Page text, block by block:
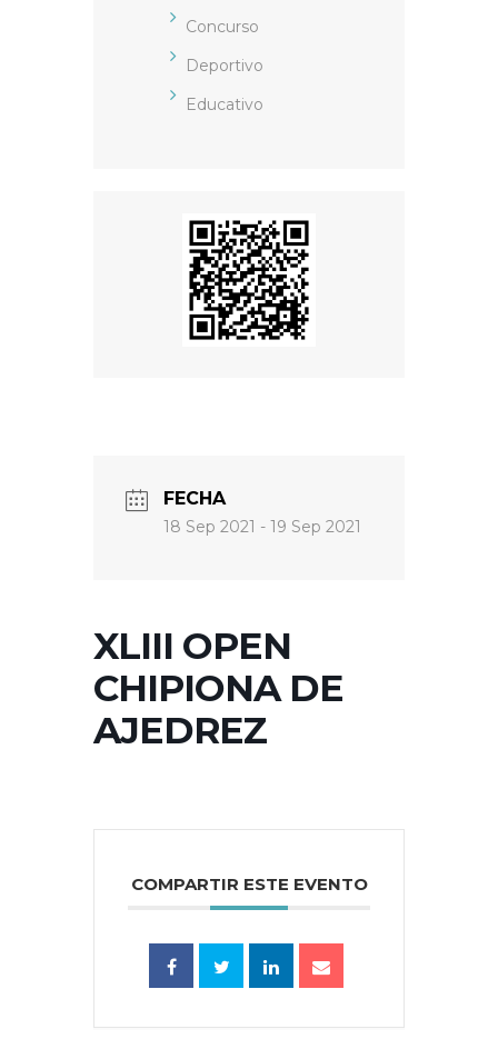
Concurso
Deportivo
Educativo
FECHA
18 Sep 2021 - 19 Sep 2021
XLIII OPEN
CHIPIONA DE
AJEDREZ
COMPARTIR ESTE EVENTO